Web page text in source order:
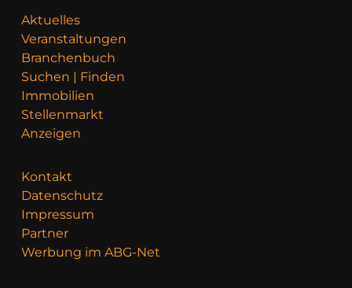
Aktuelles
Veranstaltungen
Branchenbuch
Suchen | Finden
Immobilien
Stellenmarkt
Anzeigen
Kontakt
Datenschutz
Impressum
Partner
Werbung im ABG-Net